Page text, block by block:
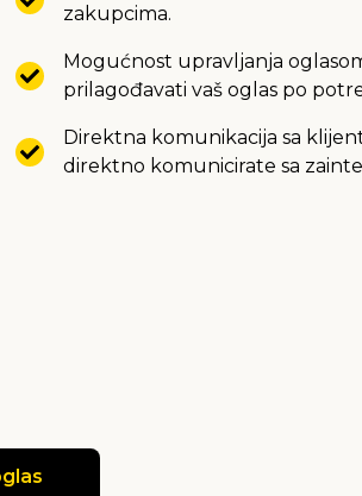
zakupcima.
Mogućnost upravljanja
prilagođavati vaš oglas po
Direktna komunikacija sa
direktno komunicirate sa